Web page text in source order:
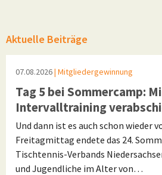
Aktuelle Beiträge
07.08.2026| Mitgliedergewinnung
Tag 5 bei Sommercamp:
Intervalltraining
Und dann ist es auch schon wieder
Freitagmittag endete das 24.
Tischtennis-Verbands
und Jugendliche im Alter von…